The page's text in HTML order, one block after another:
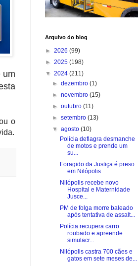
um
o
Arquivo do blog
► 2026 (99)
► 2025 (198)
▼ 2024 (211)
►dezembro(1)
►novembro(15)
►outubro(11)
►setembro(13)
▼agosto(10)
Polícia deflagra desmanche
de motos e prende um
su...
Foragido da Justiça é preso
em Nilópolis
Nilópolis recebe novo
Hospital e Maternidade
Jusce...
PM de folga morre baleado
após tentativa de assalt...
Polícia recupera carro
roubado e apreende
simulacr...
Nilópolis castra 700 cães e
gatos em sete meses de...